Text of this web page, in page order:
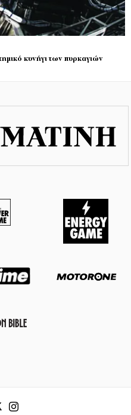
κυνήγι των πυρκαγιών